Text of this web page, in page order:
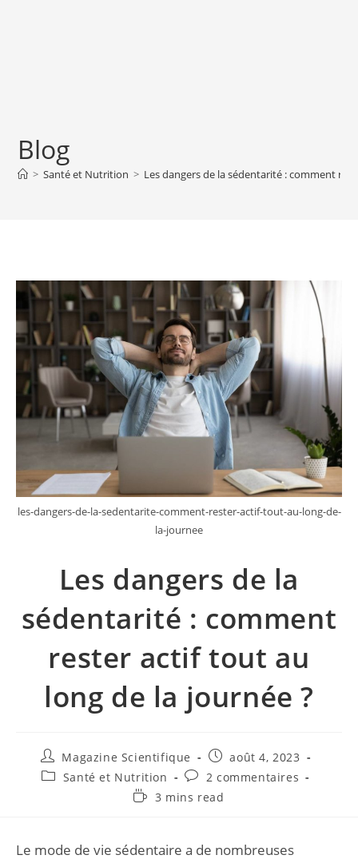
Blog
> Santé et Nutrition > Les dangers de la sédentarité : comment
les-dangers-de-la-sedentarite-comment-rester-actif-tout-au-long-de-
la-journee
Les dangers de la
sédentarité : comment
rester actif tout au
long de la journée ?
Magazine Scientifique
août 4, 2023
Santé et Nutrition
2 commentaires
3 mins read
Le mode de vie sédentaire a de nombreuses